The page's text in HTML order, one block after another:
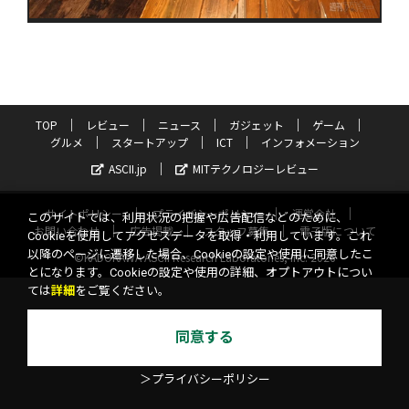
TOP レビュー ニュース ガジェット
ゲーム
グルメ
スタートアップ ICT
インフォメーション
ASCII.jp
MITテクノロジーレビュー
サイトポリシー プライバシーポリシー
運営会社
お問い合わせ
広告掲載 スタッフ募集
電子版について
©KADOKAWA ASCII Research Laboratories, Inc. 2026
このサイトでは、利用状況の把握や広告配信などのために、
Cookieを使用してアクセスデータを取得・利用しています。これ
以降のページに遷移した場合、Cookieの設定や使用に同意したこ
とになります。Cookieの設定や使用の詳細、オプトアウトについ
ては詳細 をご覧ください。
同意する
＞プライバシーポリシー